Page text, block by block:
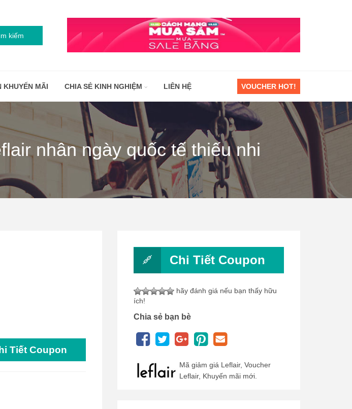
kiếm
KHUYẾN MÃI CHIA SẺ KINH NGHIỆM LIÊN HỆ VOUCHER HOT!
nhân ngày quốc tế thiếu nhi
Tiết Coupon
Chi Tiết Coupon
hãy đánh giá nếu bạn thấy hữu
ích!
Chia sẻ bạn bè
Mã giảm giá Leflair, Voucher
Leflair, Khuyến mãi mới.